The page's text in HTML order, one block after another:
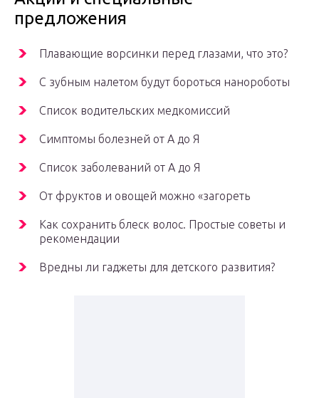
предложения
Плавающие ворсинки перед глазами, что это?
С зубным налетом будут бороться нанороботы
Список водительских медкомиссий
Симптомы болезней от А до Я
Список заболеваний от А до Я
От фруктов и овощей можно «загореть
Как сохранить блеск волос. Простые советы и
рекомендации
Вредны ли гаджеты для детского развития?